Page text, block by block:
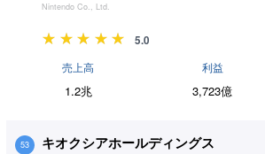
Nintendo Co., Ltd.
5.0
売上高
1.2兆
利益
3,723億
53 キオクシアホールディングス